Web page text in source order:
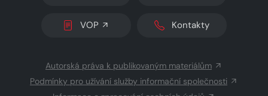
VOP Kontakty
Autorská práva k publikovaným materiálům
Podmínky pro užívání služby informační společnosti